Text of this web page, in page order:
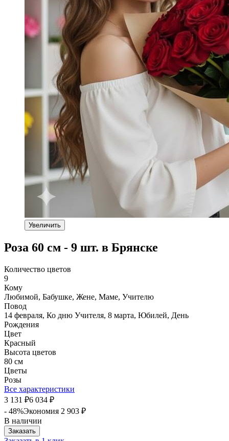
Увеличить
Роза 60 см - 9 шт. в Брянске
Количество цветов
9
Кому
Любимой, Бабушке, Жене, Маме, Учителю
Повод
14 февраля, Ко дню Учителя, 8 марта, Юбилей, День
Рождения
Цвет
Красный
Высота цветов
80 см
Цветы
Розы
Все характеристики
3 131
₽6 034 ₽
- 48%Экономия 2 903 ₽
В наличии
Заказать